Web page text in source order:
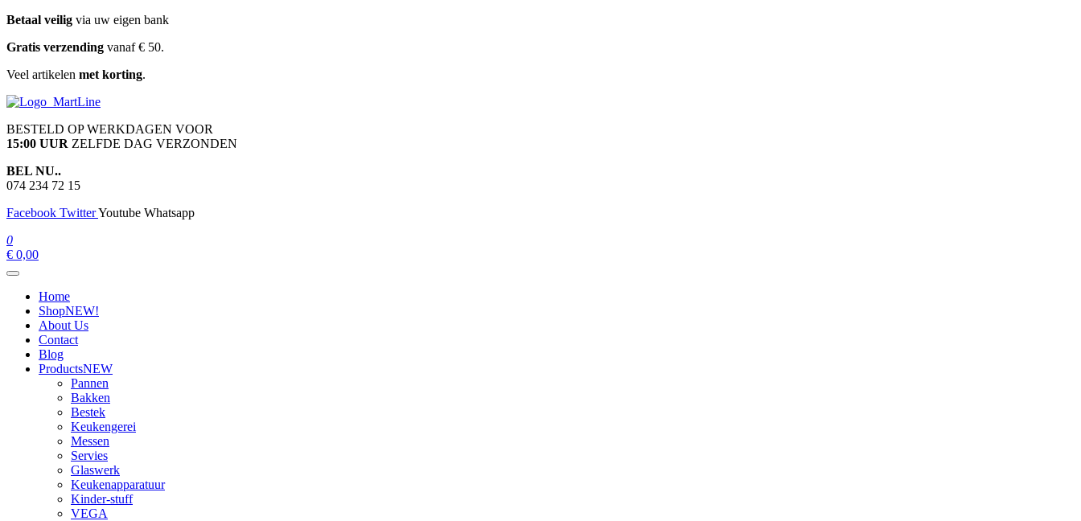
Ga
de
Betaal veilig via uw eigen bank
Gratis verzending vanaf € 50.
Veel artikelen met korting.
martline.nl
BESTELD OP WERKDAGEN VOOR
15:00 UUR ZELFDE DAG VERZONDEN
BEL NU..
074 234 72 15
Facebook TwitterYoutube Whatsapp
0
€ 0,00
Home
ShopNEW!
About Us
Contact
Blog
ProductsNEW
Pannen
Bakken
Bestek
Keukengerei
Messen
Servies
Glaswerk
Keukenapparatuur
Kinder-stuff
VEGA